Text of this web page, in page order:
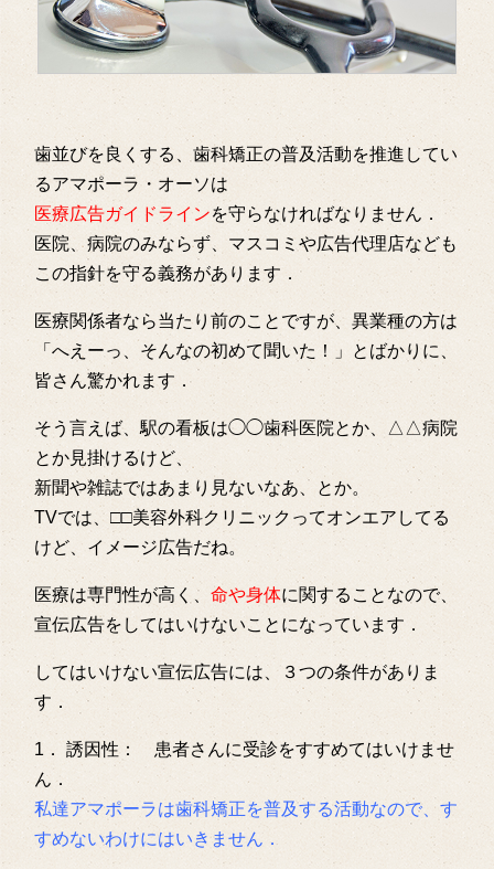
歯並びを良くする、歯科矯正の普及活動を推進してい
るアマポーラ・オーソは
医療広告ガイドラインを守らなければなりません．
医院、病院のみならず、マスコミや広告代理店なども
この指針を守る義務があります．
医療関係者なら当たり前のことですが、異業種の方は
「へえーっ、そんなの初めて聞いた！」とばかりに、
皆さん驚かれます．
そう言えば、駅の看板は◯◯歯科医院とか、△△病院
とか見掛けるけど、
新聞や雑誌ではあまり見ないなあ、とか。
TVでは、□□美容外科クリニックってオンエアしてる
けど、イメージ広告だね。
医療は専門性が高く、命や身体に関することなので、
宣伝広告をしてはいけないことになっています．
してはいけない宣伝広告には、３つの条件がありま
す．
1． 誘因性： 患者さんに受診をすすめてはいけませ
ん．
私達アマポーラは歯科矯正を普及する活動なので、す
すめないわけにはいきません．